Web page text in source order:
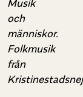
Musik
och
människor.
Folkmusik
från